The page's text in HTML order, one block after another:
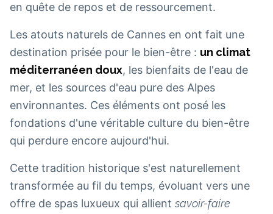
en quête de repos et de ressourcement.
Les atouts naturels de Cannes en ont fait une
destination prisée pour le bien-être : un climat
méditerranéen doux, les bienfaits de l'eau de
mer, et les sources d'eau pure des Alpes
environnantes. Ces éléments ont posé les
fondations d'une véritable culture du bien-être
qui perdure encore aujourd'hui.
Cette tradition historique s'est naturellement
transformée au fil du temps, évoluant vers une
offre de spas luxueux qui allientsavoir-faire